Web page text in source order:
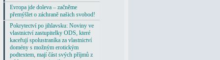
Evropa jde doleva – začněme
přemýšlet o záchraně našich svobod!
Pokrytectví po jihlavsku: Noviny ve
vlastnictví zastupitelky ODS, které
kaceřují spolustraníka za vlastnictví
domény s možným erotickým
podtextem, mají část svých příjmů z